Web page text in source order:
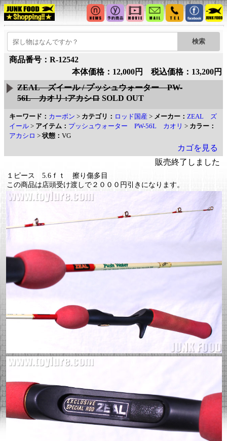
商品番号：R-12542
本体価格：12,000円 税込価格：13,200円
ZEAL ズイール / プッシュウォーター PW-
56L カオリ :アカシロ SOLD OUT
キーワード： カーボン > カテゴリ： ロッド国産 > メーカー： ZEAL ズ
イール > アイテム： プッシュウォーター PW-56L カオリ > カラー：
アカシロ >状態： VG
カゴを見る
販売終了しました
１ピース 5.6ｆｔ 擦り傷多目
この商品は店頭受け渡しで２０００円引きになります。